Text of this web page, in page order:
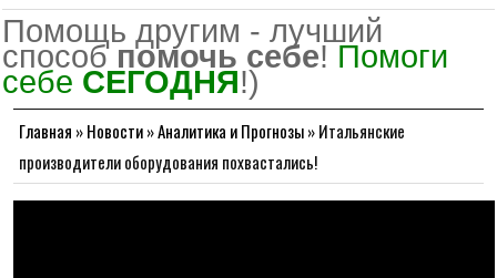
Помощь другим - лучший
способ помочь себе! Помоги
себе СЕГОДНЯ!)
Главная »Новости»Аналитика и Прогнозы»Итальянские
производители оборудования похвастались!